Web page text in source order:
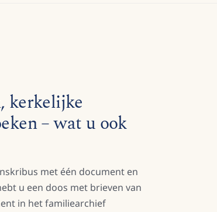
kerkelijke
– wat u ook
met één document en
u een doos met brieven van
in het familiearchief